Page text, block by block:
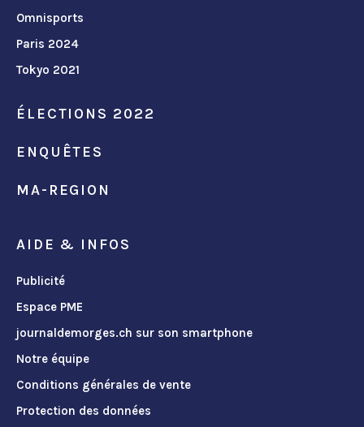
Omnisports
Paris 2024
Tokyo 2021
ÉLECTIONS 2022
ENQUÊTES
MA-REGION
AIDE & INFOS
Publicité
Espace PME
journaldemorges.ch sur son smartphone
Notre équipe
Conditions générales de vente
Protection des données